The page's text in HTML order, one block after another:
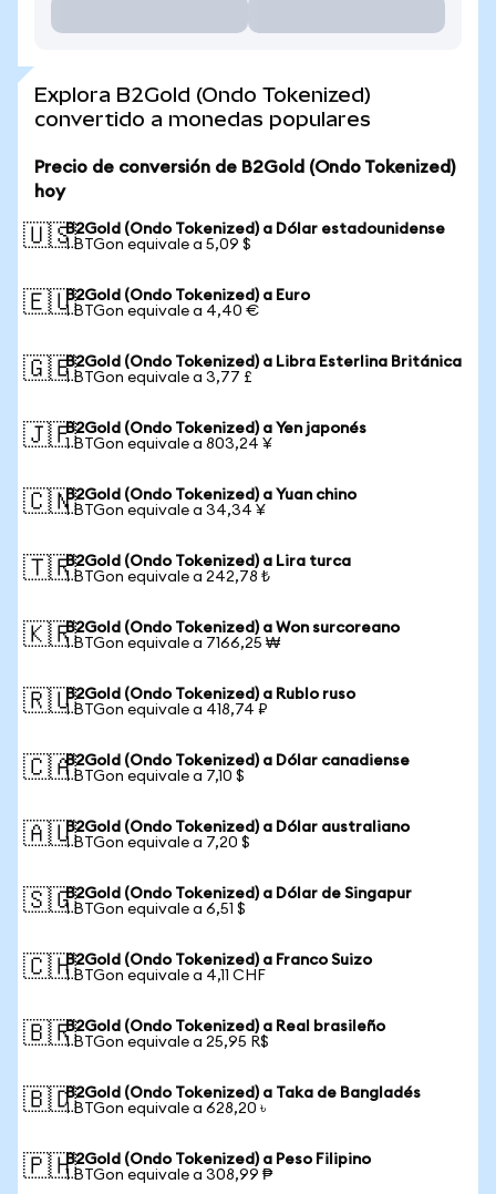
Explora B2Gold (Ondo Tokenized)
convertido a monedas populares
Precio de conversión de B2Gold (Ondo Tokenized)
hoy
🇺🇸B2Gold (Ondo Tokenized) a Dólar estadounidense
1 BTGon equivale a 5,09 $
🇪🇺B2Gold (Ondo Tokenized) a Euro
1 BTGon equivale a 4,40 €
🇬🇧B2Gold (Ondo Tokenized) a Libra Esterlina Británica
1 BTGon equivale a 3,77 £
🇯🇵B2Gold (Ondo Tokenized) a Yen japonés
1 BTGon equivale a 803,24 ¥
🇨🇳B2Gold (Ondo Tokenized) a Yuan chino
1 BTGon equivale a 34,34 ¥
🇹🇷B2Gold (Ondo Tokenized) a Lira turca
1 BTGon equivale a 242,78 ₺
🇰🇷B2Gold (Ondo Tokenized) a Won surcoreano
1 BTGon equivale a 7166,25 ₩
🇷🇺B2Gold (Ondo Tokenized) a Rublo ruso
1 BTGon equivale a 418,74 ₽
🇨🇦B2Gold (Ondo Tokenized) a Dólar canadiense
1 BTGon equivale a 7,10 $
🇦🇺B2Gold (Ondo Tokenized) a Dólar australiano
1 BTGon equivale a 7,20 $
🇸🇬B2Gold (Ondo Tokenized) a Dólar de Singapur
1 BTGon equivale a 6,51 $
🇨🇭B2Gold (Ondo Tokenized) a Franco Suizo
1 BTGon equivale a 4,11 CHF
🇧🇷B2Gold (Ondo Tokenized) a Real brasileño
1 BTGon equivale a 25,95 R$
🇧🇩B2Gold (Ondo Tokenized) a Taka de Bangladés
1 BTGon equivale a 628,20 ৳
🇵🇭B2Gold (Ondo Tokenized) a Peso Filipino
1 BTGon equivale a 308,99 ₱